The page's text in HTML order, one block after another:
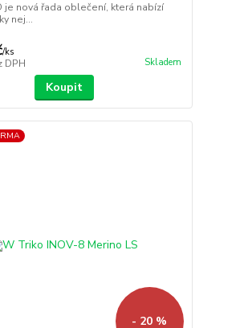
je nová řada oblečení, která nabízí
nej...
/ks
DPH Skladem
Koupit
- 20 %